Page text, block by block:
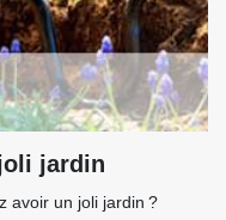
jardin
avoir un joli jardin ?